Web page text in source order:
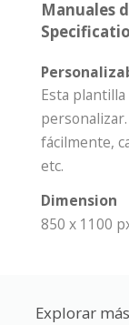
Manuales
Esta
fácilmente,
etc.
Dimension
850 x 1100
Explorar